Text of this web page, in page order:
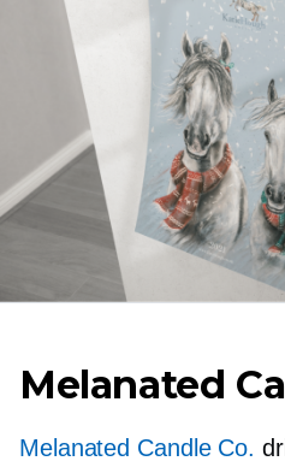
Melanated
Melanated Candle Co.